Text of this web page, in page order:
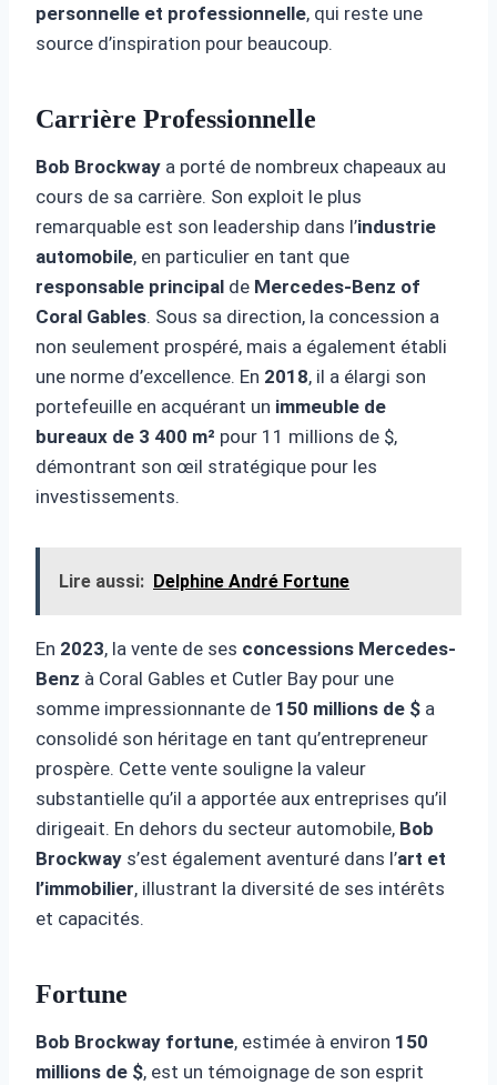
personnelle et professionnelle, qui reste une
source d’inspiration pour beaucoup.
Carrière Professionnelle
Bob Brockway a porté de nombreux chapeaux au
cours de sa carrière. Son exploit le plus
remarquable est son leadership dans l’industrie
automobile, en particulier en tant que
responsable principal de Mercedes-Benz of
Coral Gables. Sous sa direction, la concession a
non seulement prospéré, mais a également établi
une norme d’excellence. En 2018, il a élargi son
portefeuille en acquérant un immeuble de
bureaux de 3 400 m² pour 11 millions de $,
démontrant son œil stratégique pour les
investissements.
Lire aussi: Delphine André Fortune
En 2023, la vente de ses concessions Mercedes-
Benz à Coral Gables et Cutler Bay pour une
somme impressionnante de 150 millions de $ a
consolidé son héritage en tant qu’entrepreneur
prospère. Cette vente souligne la valeur
substantielle qu’il a apportée aux entreprises qu’il
dirigeait. En dehors du secteur automobile, Bob
Brockway s’est également aventuré dans l’art et
l’immobilier, illustrant la diversité de ses intérêts
et capacités.
Fortune
Bob Brockway fortune, estimée à environ 150
millions de $, est un témoignage de son esprit